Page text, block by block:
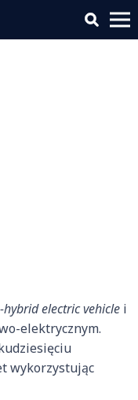
electric vehicle i
elektrycznym.
wykorzystując